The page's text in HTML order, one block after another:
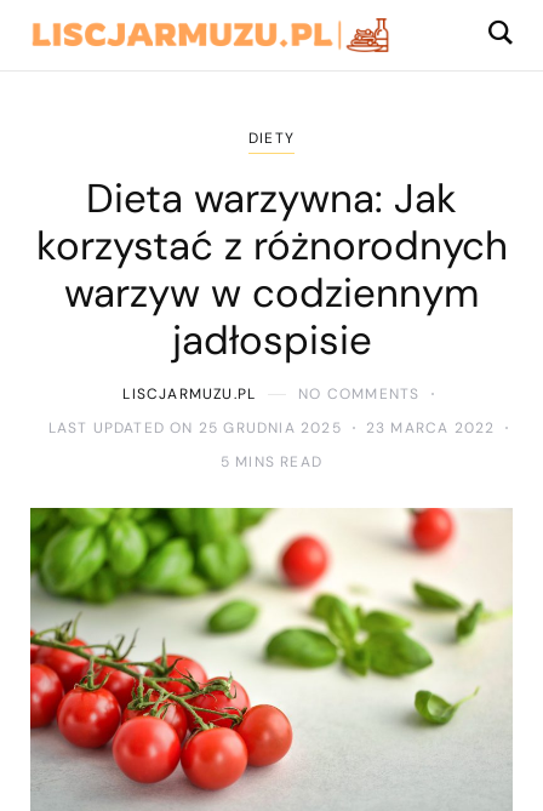
DIETY
Dieta warzywna: Jak
korzystać z różnorodnych
warzyw w codziennym
jadłospisie
LISCJARMUZU.PL
NO COMMENTS
LAST UPDATED ON 25 GRUDNIA 2025
23 MARCA 2022
5 MINS READ